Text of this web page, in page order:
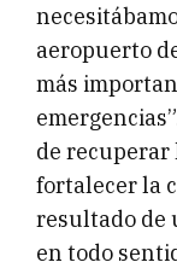
aeropuerto
más
de
fortalecer la
resultado de
en todo